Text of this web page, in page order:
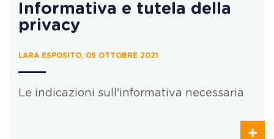
Informativa e tutela della
privacy
LARA ESPOSITO, 05 OTTOBRE 2021
Le indicazioni sull'informativa necessaria